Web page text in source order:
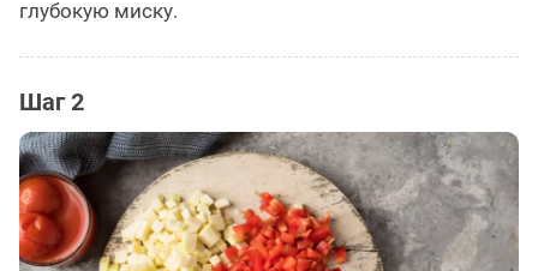
глубокую миску.
Шаг 2